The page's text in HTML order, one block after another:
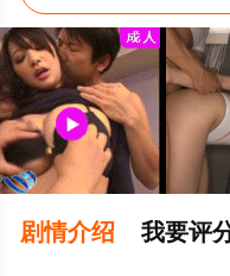
剧情介绍 我要评